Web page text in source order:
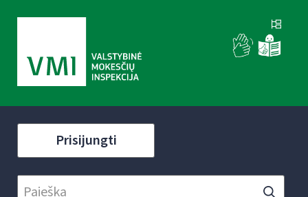
Prisijungti